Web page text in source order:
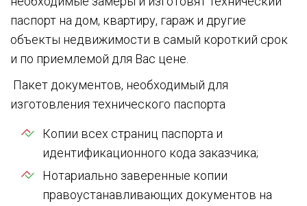
паспорт на дом, квартиру, гараж и другие
объекты недвижимости в самый короткий срок
и по приемлемой для Вас цене.
Пакет документов, необходимый для
изготовления технического паспорта
Копии всех страниц паспорта и
идентификационного кода заказчика;
Нотариально заверенные копии
правоустанавливающих документов на